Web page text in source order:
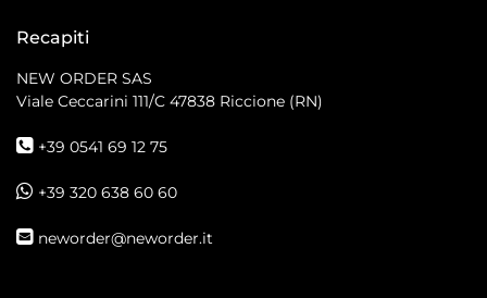
Recapiti
NEW ORDER SAS
Viale Ceccarini 111/C 47838 Riccione (RN)
+39 0541 69 12 75
+39 320 638 60 60
neworder@neworder.it